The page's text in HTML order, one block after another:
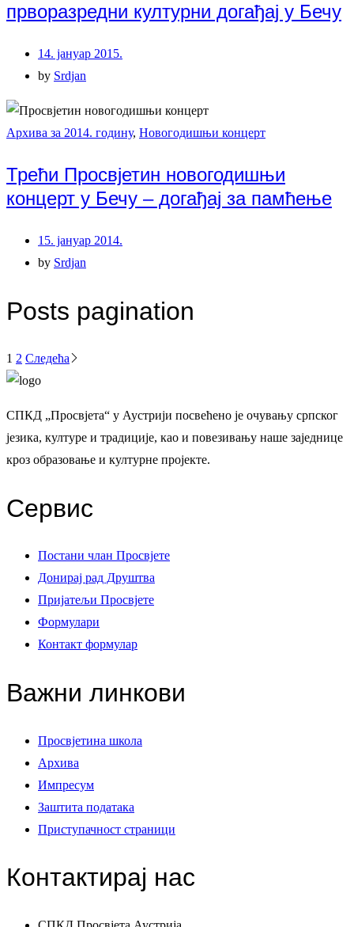
прворазредни културни догађај у Бечу
14. јануар 2015.
by Srdjan
Архива за 2014. годину, Новогодишњи концерт
Трећи Просвјетин новогодишњи
концерт у Бечу – догађај за памћење
15. јануар 2014.
by Srdjan
Posts pagination
1 2 Следећа
СПКД „Просвјета“ у Аустрији посвећено је очувању српског
језика, културе и традиције, као и повезивању наше заједнице
кроз образовање и културне пројекте.
Сервис
Постани члан Просвјете
Донирај рад Друштва
Пријатељи Просвјете
Формулари
Контакт формулар
Важни линкови
Просвјетина школа
Архива
Импресум
Заштита података
Приступачност страници
Контактирај нас